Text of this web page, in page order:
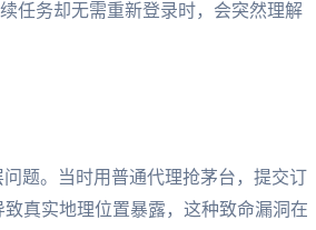
任务却无需重新登录时，会突然理解
题。当时用普通代理抢茅台，提交订
真实地理位置暴露，这种致命漏洞在